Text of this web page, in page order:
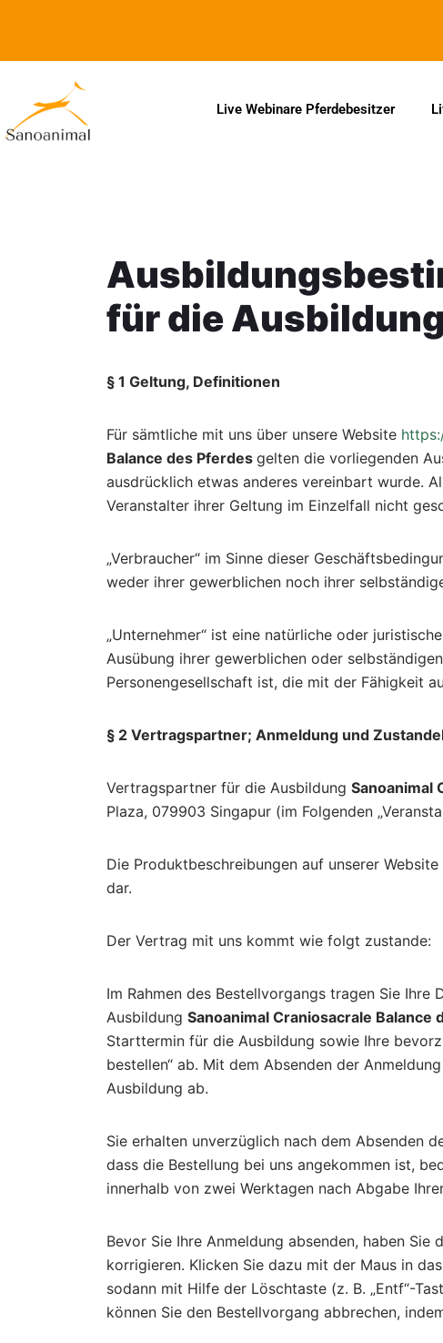
Live Webinare Pferdebesitzer
für die
§ 1 Geltung, Definitionen
Für sämtliche mit uns über unsere Website
Balance des Pferdes gelten die vorliegenden
ausdrücklich etwas anderes vereinbart wurde.
Veranstalter ihrer Geltung im Einzelfall nicht
„Verbraucher“ im Sinne dieser
weder ihrer gewerblichen noch ihrer
„Unternehmer“ ist eine natürliche oder
Ausübung ihrer gewerblichen oder
Personengesellschaft ist, die mit der Fähigkeit
§ 2 Vertragspartner; Anmeldung und
Vertragspartner für die Ausbildung Sanoanimal
Plaza, 079903 Singapur (im Folgenden
Die Produktbeschreibungen auf unserer
dar.
Der Vertrag mit uns kommt wie folgt zustande:
Im Rahmen des Bestellvorgangs tragen Sie
Ausbildung Sanoanimal Craniosacrale Balance
Starttermin für die Ausbildung sowie Ihre
bestellen“ ab. Mit dem Absenden der
Ausbildung ab.
Sie erhalten unverzüglich nach dem Absenden
dass die Bestellung bei uns angekommen ist,
innerhalb von zwei Werktagen nach Abgabe
Bevor Sie Ihre Anmeldung absenden, haben
korrigieren. Klicken Sie dazu mit der Maus in
sodann mit Hilfe der Löschtaste (z. B. „Entf“-
können Sie den Bestellvorgang abbrechen,